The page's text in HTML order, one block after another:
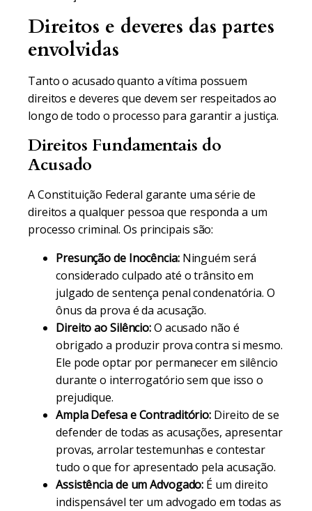
Direitos e deveres das partes
envolvidas
Tanto o acusado quanto a vítima possuem
direitos e deveres que devem ser respeitados ao
longo de todo o processo para garantir a justiça.
Direitos Fundamentais do
Acusado
A Constituição Federal garante uma série de
direitos a qualquer pessoa que responda a um
processo criminal. Os principais são:
Presunção de Inocência:Ninguém será
considerado culpado até o trânsito em
julgado de sentença penal condenatória. O
ônus da prova é da acusação.
Direito ao Silêncio:O acusado não é
obrigado a produzir prova contra si mesmo.
Ele pode optar por permanecer em silêncio
durante o interrogatório sem que isso o
prejudique.
Ampla Defesa e Contraditório: Direito de se
defender de todas as acusações, apresentar
provas, arrolar testemunhas e contestar
tudo o que for apresentado pela acusação.
Assistência de um Advogado: É um direito
indispensável ter um advogado em todas as